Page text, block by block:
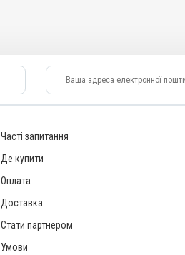
Часті запитання
Де купити
Оплата
Доставка
Стати партнером
Умови